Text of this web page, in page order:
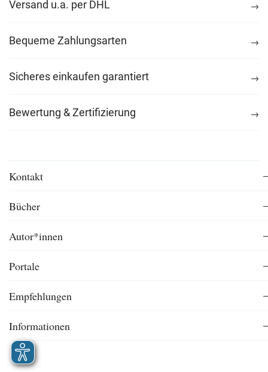
Versand u.a. per DHL
Bequeme Zahlungsarten
Sicheres einkaufen garantiert
Bewertung & Zertifizierung
Kontakt
Bücher
Autor*innen
Portale
Empfehlungen
Informationen